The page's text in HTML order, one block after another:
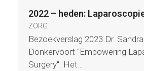
2022 – heden:
ZORG
Bezoekverslag 2023 Dr. Sandra
Donkervoort "Empowering
Surgery". Het…